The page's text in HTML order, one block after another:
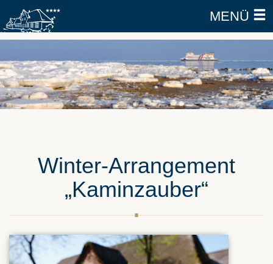
MENÜ
Winter-Arrangement
„Kaminzauber“